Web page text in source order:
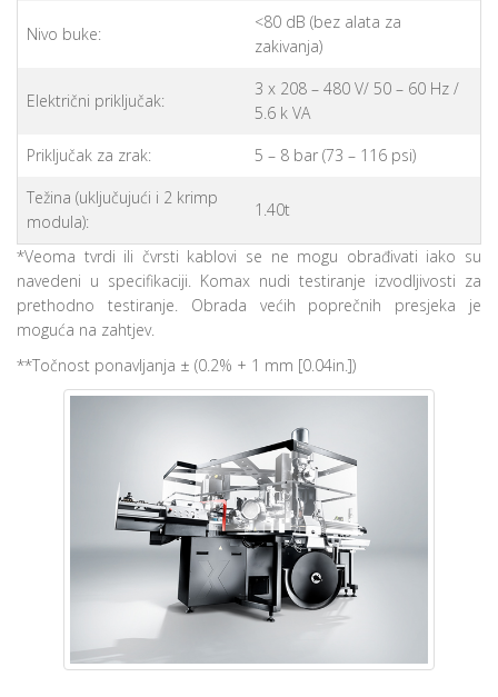
Nivo buke:
<80 dB (bez alata za
zakivanja)
Električni priključak:
3 x 208 – 480 V/ 50 – 60 Hz /
5.6 k VA
Priključak za zrak:
5 – 8 bar (73 – 116 psi)
Težina (uključujući i 2 krimp
modula):
1.40t
*Veoma tvrdi ili čvrsti kablovi se ne mogu obrađivati iako su
navedeni u specifikaciji. Komax nudi testiranje izvodljivosti za
prethodno testiranje. Obrada većih poprečnih presjeka je
moguća na zahtjev.
**Točnost ponavljanja ± (0.2% + 1 mm [0.04in.])